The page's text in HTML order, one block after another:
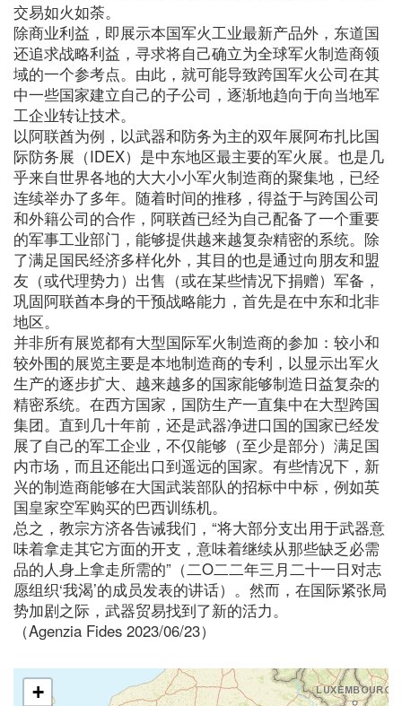
交易如火如荼。
除商业利益，即展示本国军火工业最新产品外，东道国
还追求战略利益，寻求将自己确立为全球军火制造商领
域的一个参考点。由此，就可能导致跨国军火公司在其
中一些国家建立自己的子公司，逐渐地趋向于向当地军
工企业转让技术。
以阿联酋为例，以武器和防务为主的双年展阿布扎比国
际防务展（IDEX）是中东地区最主要的军火展。也是几
乎来自世界各地的大大小小军火制造商的聚集地，已经
连续举办了多年。随着时间的推移，得益于与跨国公司
和外籍公司的合作，阿联酋已经为自己配备了一个重要
的军事工业部门，能够提供越来越复杂精密的系统。除
了满足国民经济多样化外，其目的也是通过向朋友和盟
友（或代理势力）出售（或在某些情况下捐赠）军备，
巩固阿联酋本身的干预战略能力，首先是在中东和北非
地区。
并非所有展览都有大型国际军火制造商的参加：较小和
较外围的展览主要是本地制造商的专利，以显示出军火
生产的逐步扩大、越来越多的国家能够制造日益复杂的
精密系统。在西方国家，国防生产一直集中在大型跨国
集团。直到几十年前，还是武器净进口国的国家已经发
展了自己的军工企业，不仅能够（至少是部分）满足国
内市场，而且还能出口到遥远的国家。有些情况下，新
兴的制造商能够在大国武装部队的招标中中标，例如英
国皇家空军购买的巴西训练机。
总之，教宗方济各告诫我们，“将大部分支出用于武器意
味着拿走其它方面的开支，意味着继续从那些缺乏必需
品的人身上拿走所需的”（二O二二年三月二十一日对志
愿组织‘我渴’的成员发表的讲话）。然而，在国际紧张局
势加剧之际，武器贸易找到了新的活力。
（Agenzia Fides 2023/06/23）
+